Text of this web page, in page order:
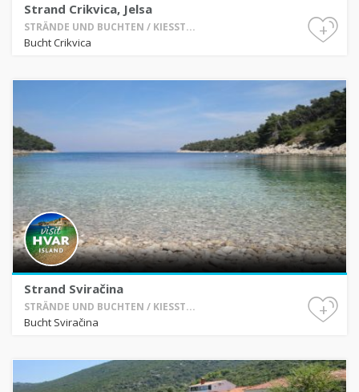
Strand Crikvica, Jelsa
STRÄNDE UND BUCHTEN / KIESST...
Bucht Crikvica
+
Strand Sviračina
STRÄNDE UND BUCHTEN / KIESST...
Bucht Sviračina
+